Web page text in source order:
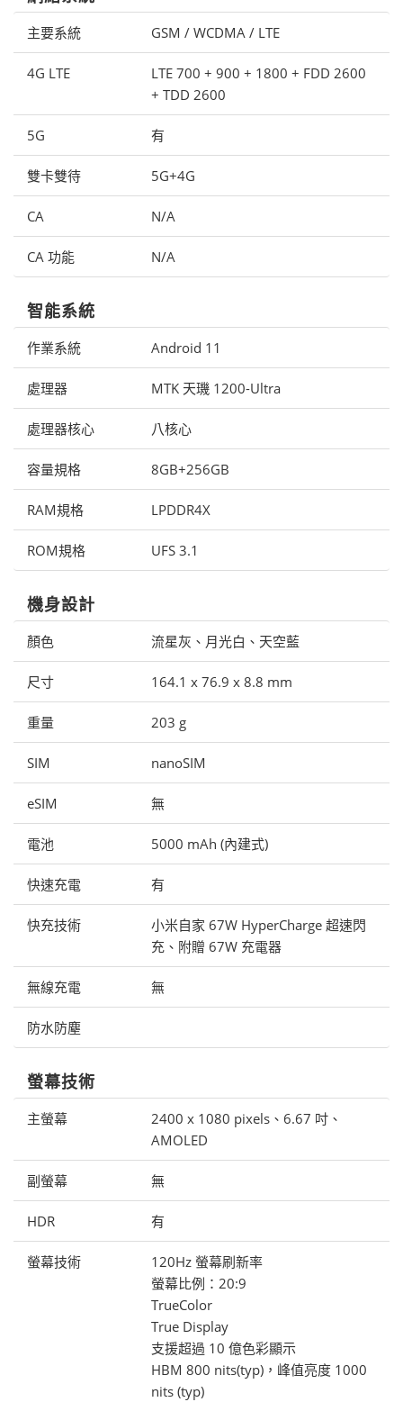
主要系統 GSM / WCDMA / LTE
4G LTE
LTE 700 + 900 + 1800 + FDD 2600
+ TDD 2600
5G 有
雙卡雙待 5G+4G
CA N/A
CA 功能 N/A
智能系統
作業系統 Android 11
處理器 MTK 天璣 1200-Ultra
處理器核心 八核心
容量規格 8GB+256GB
RAM規格 LPDDR4X
ROM規格 UFS 3.1
機身設計
顏色 流星灰、月光白、天空藍
尺寸 164.1 x 76.9 x 8.8 mm
重量 203 g
SIM nanoSIM
eSIM 無
電池 5000 mAh (內建式)
快速充電 有
快充技術
小米自家 67W HyperCharge 超速閃
充、附贈 67W 充電器
無線充電 無
防水防塵
螢幕技術
主螢幕
2400 x 1080 pixels、6.67 吋、
AMOLED
副螢幕 無
HDR 有
螢幕技術
120Hz 螢幕刷新率
螢幕比例：20:9
TrueColor
True Display
支援超過 10 億色彩顯示
HBM 800 nits(typ)，峰值亮度 1000
nits (typ)